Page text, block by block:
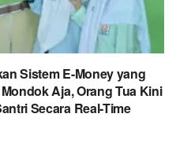
Sistem E-Money yang
Aja, Orang Tua Kini
Secara Real-Time